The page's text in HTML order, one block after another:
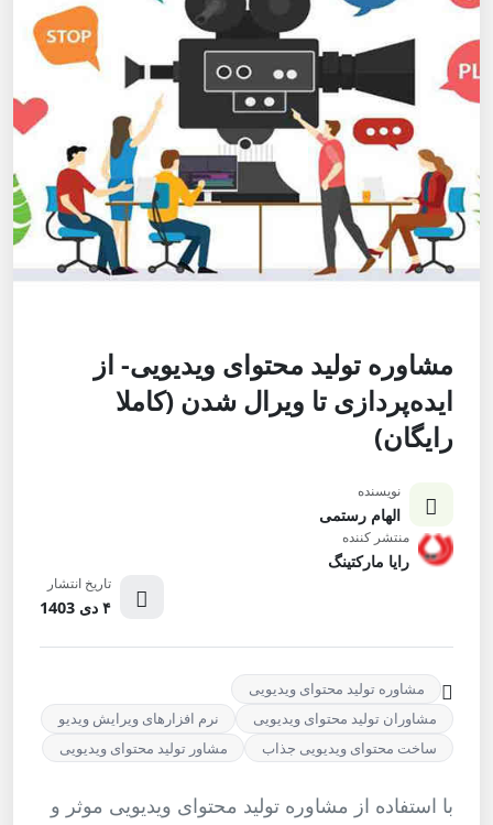
مشاوره تولید محتوای ویدیویی- از
ایده‌پردازی تا ویرال شدن (کاملا
رایگان)
نویسنده
الهام رستمی
منتشر کننده
رایا مارکتینگ
تاریخ انتشار
۴ دی 1403
مشاوره تولید محتوای ویدیویی
مشاوران تولید محتوای ویدیویی
نرم افزارهای ویرایش ویدیو
ساخت محتوای ویدیویی جذاب
مشاور تولید محتوای ویدیویی
با استفاده از مشاوره تولید محتوای ویدیویی موثر و